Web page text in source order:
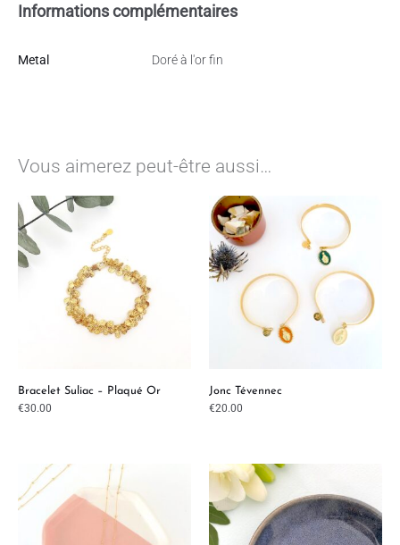
Informations complémentaires
Metal Doré à l'or fin
Vous aimerez peut-être aussi…
Bracelet Suliac – Plaqué Or
€30.00
Jonc Tévennec
€20.00